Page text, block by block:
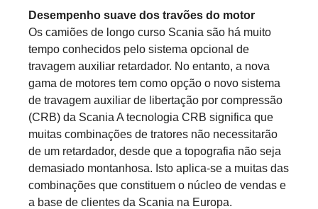
Desempenho suave dos travões do motor
Os camiões de longo curso Scania são há muito
tempo conhecidos pelo sistema opcional de
travagem auxiliar retardador. No entanto, a nova
gama de motores tem como opção o novo sistema
de travagem auxiliar de libertação por compressão
(CRB) da Scania A tecnologia CRB significa que
muitas combinações de tratores não necessitarão
de um retardador, desde que a topografia não seja
demasiado montanhosa. Isto aplica-se a muitas das
combinações que constituem o núcleo de vendas e
a base de clientes da Scania na Europa.